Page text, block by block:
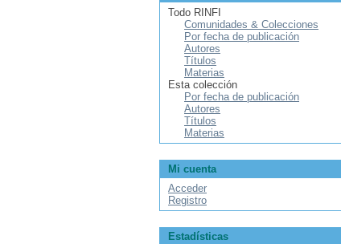
Todo RINFI
Comunidades & Colecciones
Por fecha de publicación
Autores
Títulos
Materias
Esta colección
Por fecha de publicación
Autores
Títulos
Materias
Mi cuenta
Acceder
Registro
Estadísticas